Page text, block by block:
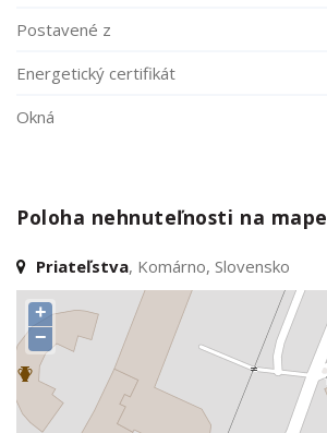
Postavené z
Energetický certifikát
Okná
Poloha nehnuteľnosti na mape
Priateľstva, Komárno, Slovensko
+
−